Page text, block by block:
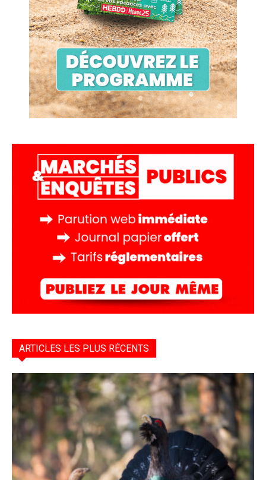
ARTICLES LES PLUS RÉCENTS